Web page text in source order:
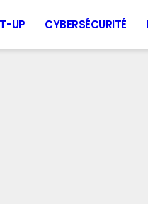
UP CYBERSÉCURITÉ